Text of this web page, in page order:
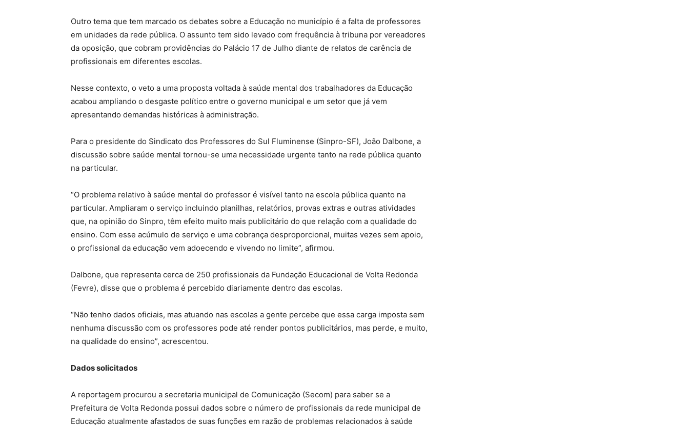
Outro tema que tem marcado os debates sobre a Educação no município é a falta de professores
em unidades da rede pública. O assunto tem sido levado com frequência à tribuna por vereadores
da oposição, que cobram providências do Palácio 17 de Julho diante de relatos de carência de
profissionais em diferentes escolas.
Nesse contexto, o veto a uma proposta voltada à saúde mental dos trabalhadores da Educação
acabou ampliando o desgaste político entre o governo municipal e um setor que já vem
apresentando demandas históricas à administração.
Para o presidente do Sindicato dos Professores do Sul Fluminense (Sinpro-SF), João Dalbone, a
discussão sobre saúde mental tornou-se uma necessidade urgente tanto na rede pública quanto
na particular.
“O problema relativo à saúde mental do professor é visível tanto na escola pública quanto na
particular. Ampliaram o serviço incluindo planilhas, relatórios, provas extras e outras atividades
que, na opinião do Sinpro, têm efeito muito mais publicitário do que relação com a qualidade do
ensino. Com esse acúmulo de serviço e uma cobrança desproporcional, muitas vezes sem apoio,
o profissional da educação vem adoecendo e vivendo no limite”, afirmou.
Dalbone, que representa cerca de 250 profissionais da Fundação Educacional de Volta Redonda
(Fevre), disse que o problema é percebido diariamente dentro das escolas.
“Não tenho dados oficiais, mas atuando nas escolas a gente percebe que essa carga imposta sem
nenhuma discussão com os professores pode até render pontos publicitários, mas perde, e muito,
na qualidade do ensino”, acrescentou.
Dados solicitados
A reportagem procurou a secretaria municipal de Comunicação (Secom) para saber se a
Prefeitura de Volta Redonda possui dados sobre o número de profissionais da rede municipal de
Educação atualmente afastados de suas funções em razão de problemas relacionados à saúde